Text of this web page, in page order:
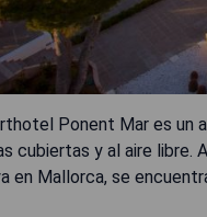
Ponent Mar es un
cubiertas y al aire libre.
en Mallorca, se